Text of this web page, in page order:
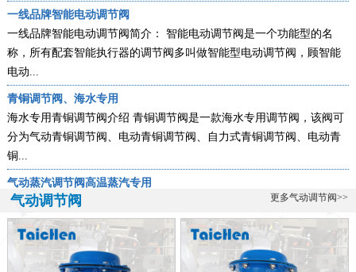
一线品牌智能电动调节阀
一线品牌智能电动调节阀简介： 智能电动调节阀是一个功能型的名
称，所有配套智能执行器的调节阀多叫做智能型电动调节阀，顾智能
电动...
青铜调节阀、海水专用
海水专用青铜调节阀介绍 青铜调节阀是一款海水专用调节阀，该阀可
分为气动青铜调节阀、电动青铜调节阀、自力式青铜调节阀、电动青
铜...
气动蒸汽调节阀高温蒸汽专用
气动蒸汽调节阀-高温蒸汽专用阀ZXP-16KSW气动蒸汽调节阀是一款
专门用于高温蒸汽的调节阀，该阀由台臣阀门自主研发生产的，蒸汽
的特...
全不锈钢带指挥器操作式自力式压力调节阀
气动调节阀 更多气动调节阀>>